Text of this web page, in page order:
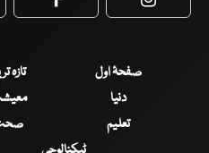
Facebook
صفحۂ اول تازہ
دنیا
تعلیم